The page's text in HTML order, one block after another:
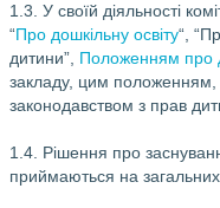
1.3. У своїй діяльності
“Про дошкільну освіту“,
дитини”, Положенням про
закладу, цим положенням,
законодавством з прав
1.4. Рішення про
приймаються на загальних